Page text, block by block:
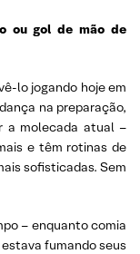
ou gol de mão de
lo jogando hoje em
na preparação,
a molecada atual –
e têm rotinas de
sofisticadas. Sem
– enquanto comia
fumando seus